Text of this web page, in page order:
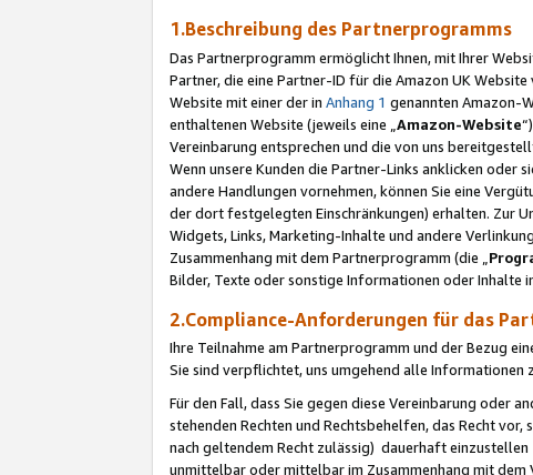
1.Beschreibung des Partnerprogramms
Das Partnerprogramm ermöglicht Ihnen, mit Ihrer
Partner, die eine Partner-ID für die Amazon UK
Website mit einer der in Anhang 1 genannten Amazon-
enthaltenen Website (jeweils eine „ Amazon-Website
Vereinbarung entsprechen und die von uns
Wenn unsere Kunden die Partner-Links anklicken oder
andere Handlungen vornehmen, können Sie eine
der dort festgelegten Einschränkungen) erhalten. Zur
Widgets, Links, Marketing-Inhalte und andere
Zusammenhang mit dem Partnerprogramm (die „
Bilder, Texte oder sonstige Informationen oder Inhalte
2.Compliance-Anforderungen für das
Ihre Teilnahme am Partnerprogramm und der Bezug
Sie sind verpflichtet, uns umgehend alle Informationen
Für den Fall, dass Sie gegen diese Vereinbarung oder
stehenden Rechten und Rechtsbehelfen, das Recht
nach geltendem Recht zulässig) dauerhaft
unmittelbar oder mittelbar im Zusammenhang mit dem